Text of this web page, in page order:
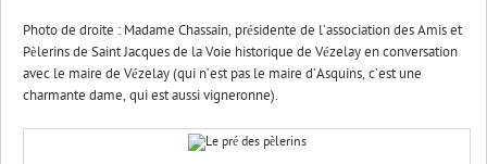
Photo de droite : Madame Chassain, présidente de l’association des Amis et
Pèlerins de Saint Jacques de la Voie historique de Vézelay en conversation
avec le maire de Vézelay (qui n’est pas le maire d’Asquins, c’est une
charmante dame, qui est aussi vigneronne).